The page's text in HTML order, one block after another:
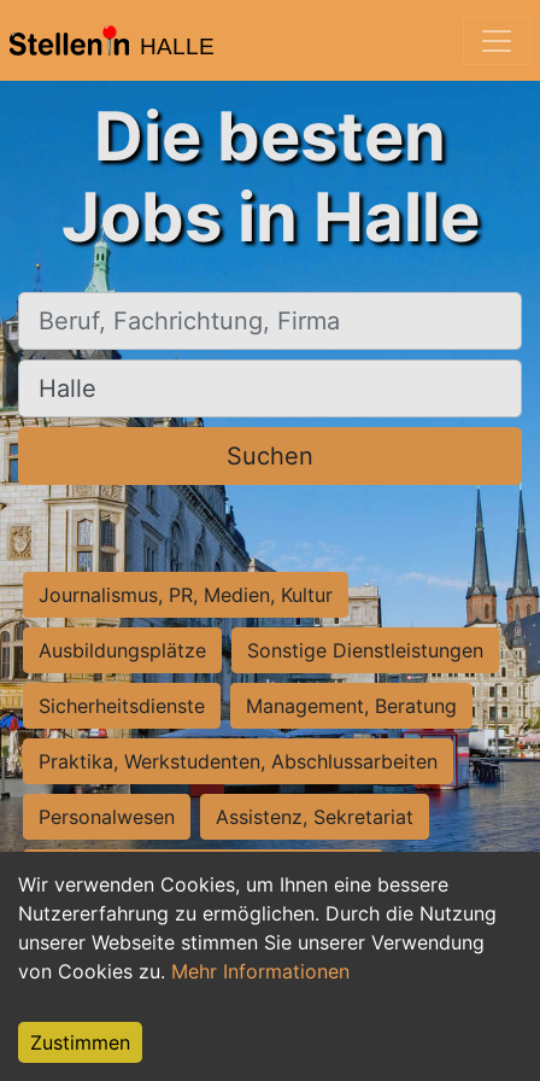
HALLE
Wir verwenden Cookies, um Ihnen eine bessere
Nutzererfahrung zu ermöglichen. Durch die Nutzung
unserer Webseite stimmen Sie unserer Verwendung
von Cookies zu. Mehr Informationen
Zustimmen
Die besten
Jobs in Halle
Beruf, Fachrichtung, Firma
Ort, Stadt
Suchen
Journalismus, PR, Medien, Kultur
Ausbildungsplätze Sonstige Dienstleistungen
Sicherheitsdienste Management, Beratung
Praktika, Werkstudenten, Abschlussarbeiten
Personalwesen Assistenz, Sekretariat
Hilfskräfte, Aushilfs- und Nebenjobs
Einkauf, Logistik, Materialwirtschaft
Weiterbildung, Studium, duale Ausbildung
Tourismus